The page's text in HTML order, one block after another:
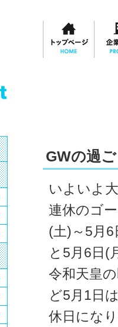
GWの過
いよいよ
連休のゴ
(土)～5月
と5月6日(
令和天皇
ど5月1日
休日にな